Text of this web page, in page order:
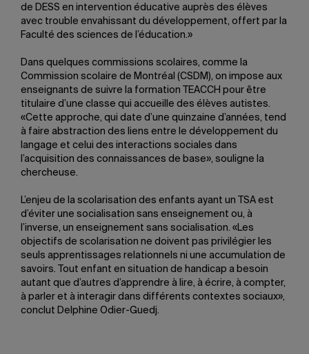
de DESS en intervention éducative auprès des élèves
avec trouble envahissant du développement, offert par la
Faculté des sciences de l’éducation.»
Dans quelques commissions scolaires, comme la
Commission scolaire de Montréal (CSDM), on impose aux
enseignants de suivre la formation TEACCH pour être
titulaire d’une classe qui accueille des élèves autistes.
«Cette approche, qui date d’une quinzaine d’années, tend
à faire abstraction des liens entre le développement du
langage et celui des interactions sociales dans
l’acquisition des connaissances de base», souligne la
chercheuse.
L’enjeu de la scolarisation des enfants ayant un TSA est
d’éviter une socialisation sans enseignement ou, à
l’inverse, un enseignement sans socialisation. «Les
objectifs de scolarisation ne doivent pas privilégier les
seuls apprentissages relationnels ni une accumulation de
savoirs. Tout enfant en situation de handicap a besoin
autant que d’autres d’apprendre à lire, à écrire, à compter,
à parler et à interagir dans différents contextes sociaux»,
conclut Delphine Odier-Guedj.